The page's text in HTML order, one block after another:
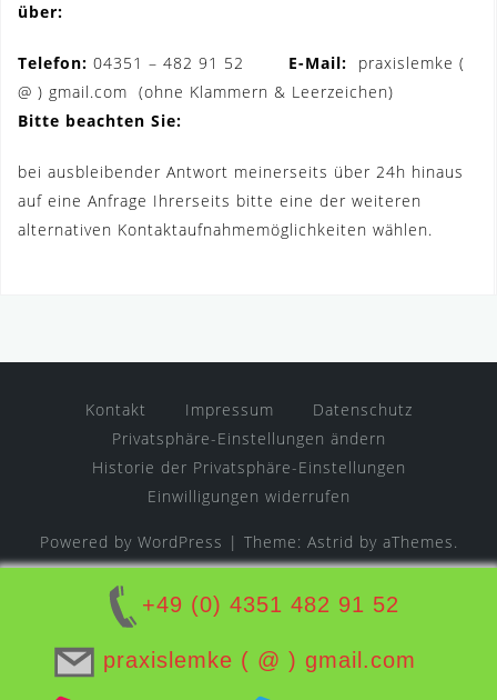
über:
Telefon: 04351 – 482 91 52 E-Mail: praxislemke (
@ ) gmail.com (ohne Klammern & Leerzeichen)
Bitte beachten Sie:
bei ausbleibender Antwort meinerseits über 24h hinaus
auf eine Anfrage Ihrerseits bitte eine der weiteren
alternativen Kontaktaufnahmemöglichkeiten wählen.
Kontakt Impressum
Datenschutz
Privatsphäre-Einstellungen ändern
Historie der Privatsphäre-Einstellungen
Einwilligungen widerrufen
Powered by WordPress | Theme: Astrid by aThemes.
+49 (0) 4351 482 91 52
praxislemke ( @ ) gmail.com